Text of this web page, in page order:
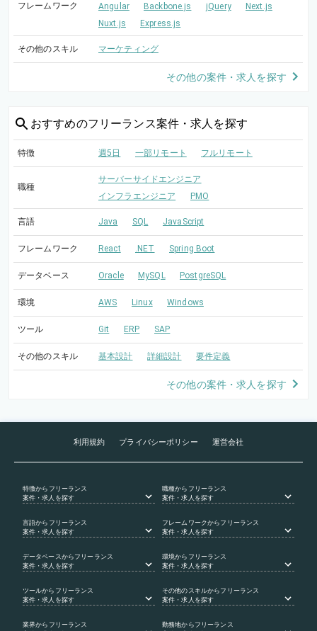
フレームワーク
Angular
Backbone.js jQuery
Next.js
Nuxt.js
Express.js
その他のスキル マーケティング
その他の案件・求人を探す
おすすめのフリーランス案件・求人を探す
特徴 週5日 一部リモート フルリモート
職種
サーバーサイドエンジニア
インフラエンジニア
PMO
言語 Java SQL JavaScript
フレームワーク React .NET Spring Boot
データベース Oracle MySQL PostgreSQL
環境 AWS Linux Windows
ツール Git ERP SAP
その他のスキル 基本設計 詳細設計 要件定義
その他の案件・求人を探す
利用規約 プライバシーポリシー 運営会社
特徴からフリーランス
案件・求人を探す
職種からフリーランス
案件・求人を探す
言語からフリーランス
案件・求人を探す
フレームワークからフリーランス
案件・求人を探す
データベース からフリーランス
案件・求人を探す
環境からフリーランス
案件・求人を探す
ツールからフリーランス
案件・求人を探す
その他のスキルからフリーランス
案件・求人を探す
業界からフリーランス
勤務地からフリーランス